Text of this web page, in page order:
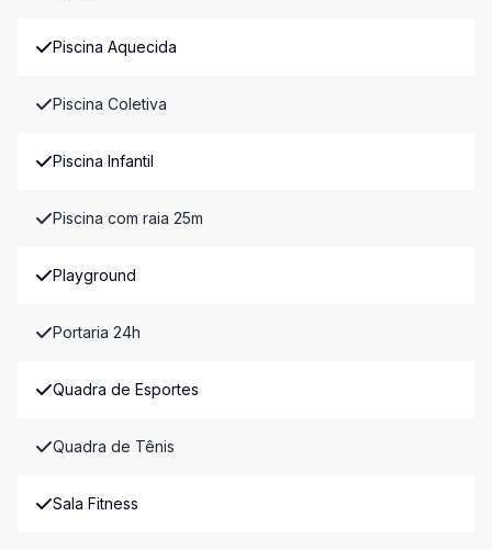
Piscina Aquecida
Piscina Coletiva
Piscina Infantil
Piscina com raia 25m
Playground
Portaria 24h
Quadra de Esportes
Quadra de Tênis
Sala Fitness